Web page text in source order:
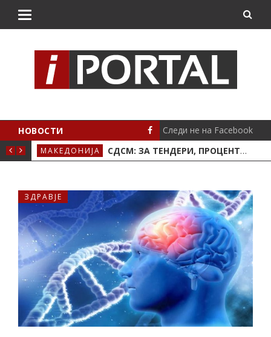
НОВОСТИ
ИЗГАСНАТИ
МАКЕДОНИЈА СДСМ: ЗА ТЕНДЕРИ, ПРОЦЕНТИ И ПРОВИЗИИ – ЕКСПЕРТИ. ЗА МАКЕДОНСКОТО ЗНАМЕ – АМАТЕРИ
Следи не на Facebook
ЗДРАВЈЕ